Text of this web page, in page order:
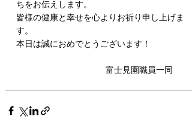
ちをお伝えします。
皆様の健康と幸せを心よりお祈り申し上げま
す。
本日は誠におめでとうございます！
富士見園職員一同